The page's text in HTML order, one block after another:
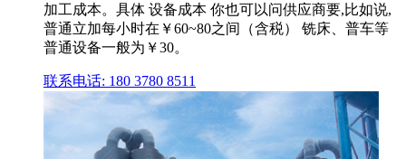
加工成本。具体 设备成本 你也可以问供应商要,比如说,
普通立加每小时在￥60~80之间（含税） 铣床、普车等
普通设备一般为￥30。
联系电话: 180 3780 8511